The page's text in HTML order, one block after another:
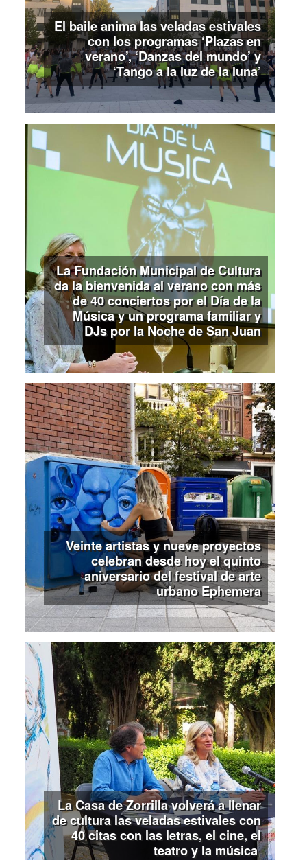
El baile anima las veladas estivales
con los programas ‘Plazas en
verano’, ‘Danzas del mundo’ y
‘Tango a la luz de la luna’
La Fundación Municipal de Cultura
da la bienvenida al verano con más
de 40 conciertos por el Día de la
Música y un programa familiar y
DJs por la Noche de San Juan
Veinte artistas y nueve proyectos
celebran desde hoy el quinto
aniversario del festival de arte
urbano Ephemera
La Casa de Zorrilla volverá a llenar
de cultura las veladas estivales con
40 citas con las letras, el cine, el
teatro y la música